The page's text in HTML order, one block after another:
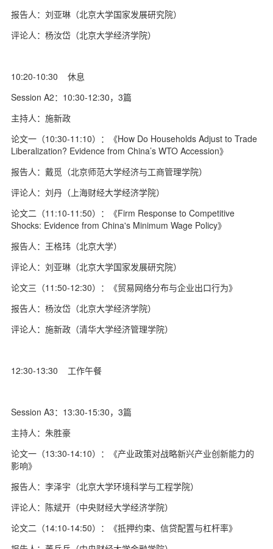
报告人：刘亚琳（北京大学国家发展研究院）
评论人：杨汝岱（北京大学经济学院）
10:20-10:30 休息
Session A2：10:30-12:30，3篇
主持人：施新政
论文一（10:30-11:10）：《How Do Households Adjust to Trade
Liberalization? Evidence from China’s WTO Accession》
报告人：戴觅（北京师范大学经济与工商管理学院）
评论人：刘丹（上海财经大学经济学院）
论文二（11:10-11:50）：《Firm Response to Competitive
Shocks: Evidence from China's Minimum Wage Policy》
报告人：王格玮（北京大学）
评论人：刘亚琳（北京大学国家发展研究院）
论文三（11:50-12:30）：《贸易网络分布与企业出口行为》
报告人：杨汝岱（北京大学经济学院）
评论人：施新政（清华大学经济管理学院）
12:30-13:30 工作午餐
Session A3：13:30-15:30，3篇
主持人：朱胜豪
论文一（13:30-14:10）：《产业政策对战略新兴产业创新能力的
影响》
报告人：李泽宇（北京大学环境科学与工程学院）
评论人：陈斌开（中央财经大学经济学院）
论文二（14:10-14:50）：《抵押约束、信贷配置与杠杆率》